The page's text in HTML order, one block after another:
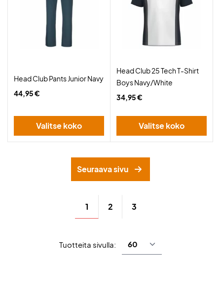
Head Club Pants Junior Navy
44,95 €
Valitse koko
Head Club 25 Tech T-Shirt
Boys Navy/White
34,95 €
Valitse koko
Seuraava sivu
1 2 3
Tuotteita sivulla: